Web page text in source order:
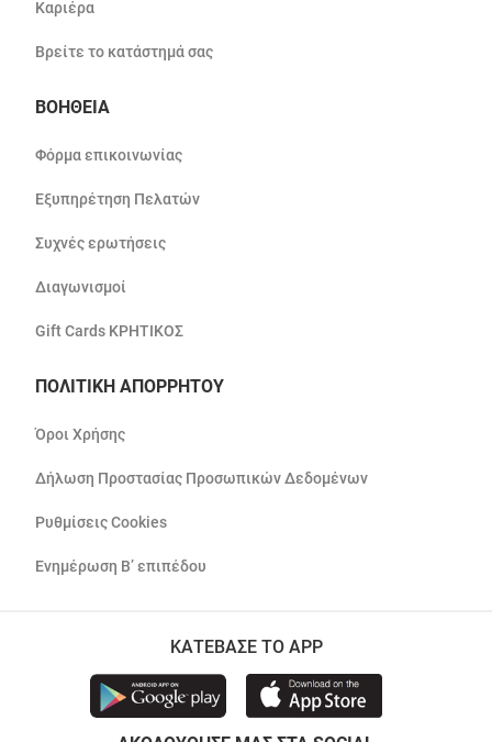
Καριέρα
Βρείτε το κατάστημά σας
ΒΟΗΘΕΙΑ
Φόρμα επικοινωνίας
Εξυπηρέτηση Πελατών
Συχνές ερωτήσεις
Διαγωνισμοί
Gift Cards ΚΡΗΤΙΚΟΣ
ΠΟΛΙΤΙΚΗ ΑΠΟΡΡΗΤΟΥ
Όροι Χρήσης
Δήλωση Προστασίας Προσωπικών Δεδομένων
Ρυθμίσεις Cookies
Ενημέρωση Β’ επιπέδου
ΚΑΤΕΒΑΣΕ ΤΟ APP